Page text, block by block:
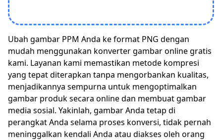
Ubah gambar PPM Anda ke format PNG dengan
mudah menggunakan konverter gambar online gratis
kami. Layanan kami memastikan metode kompresi
yang tepat diterapkan tanpa mengorbankan kualitas,
menjadikannya sempurna untuk mengoptimalkan
gambar produk secara online dan membuat gambar
media sosial. Yakinlah, gambar Anda tetap di
perangkat Anda selama proses konversi, tidak pernah
meninggalkan kendali Anda atau diakses oleh orang